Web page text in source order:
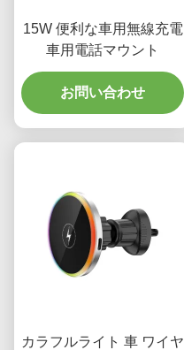
15W 便利な車用無線充電
車用電話マウント
お問い合わせ
カラフルライト 車 ワイヤ